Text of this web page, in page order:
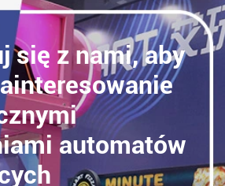
się z nami, aby
automatów